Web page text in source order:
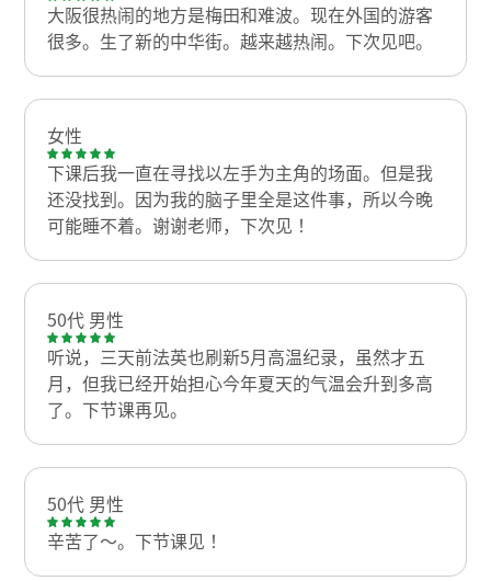
大阪很热闹的地方是梅田和难波。现在外国的游客
很多。生了新的中华街。越来越热闹。下次见吧。
女性
下课后我一直在寻找以左手为主角的场面。但是我
还没找到。因为我的脑子里全是这件事，所以今晚
可能睡不着。谢谢老师，下次见！
50代 男性
听说，三天前法英也刷新5月高温纪录，虽然才五
月，但我已经开始担心今年夏天的气温会升到多高
了。下节课再见。
50代 男性
辛苦了～。下节课见！